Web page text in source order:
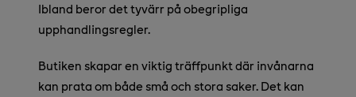
Ibland beror det tyvärr på obegripliga
upphandlingsregler.
Butiken skapar en viktig träffpunkt där invånarna
kan prata om både små och stora saker. Det kan